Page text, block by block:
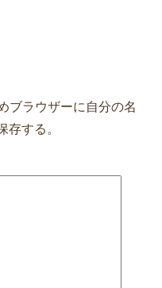
ブラウザーに自分の名
存する。